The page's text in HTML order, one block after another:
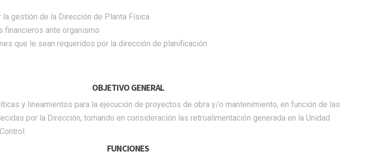
la gestión de la Dirección de Planta Física
financieros ante organismo
que le sean requeridos por la dirección de planificación
OBJETIVO GENERAL
y lineamientos para la ejecución de proyectos de obra y/o mantenimiento, en función de las
por la Dirección, tomando en consideración las retroalimentación generada en la Unidad
FUNCIONES